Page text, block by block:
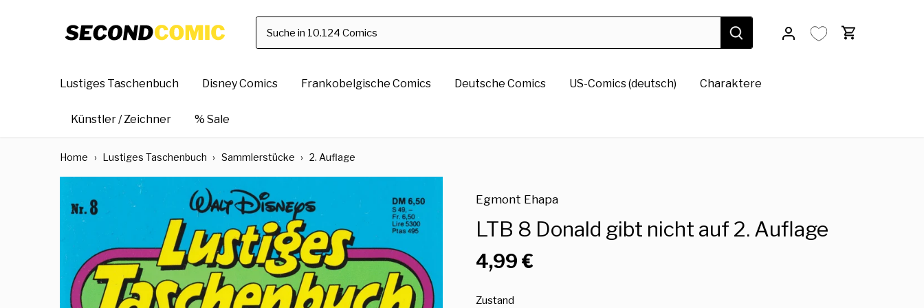
Lustiges Taschenbuch Disney Comics Frankobelgische Comics Deutsche Comics US-Comics (deutsch) Charaktere
Künstler / Zeichner % Sale
Home › Lustiges Taschenbuch › Sammlerstücke › 2. Auflage
Egmont Ehapa
LTB 8 Donald gibt nicht auf 2. Auflage
4,99 €
Zustand